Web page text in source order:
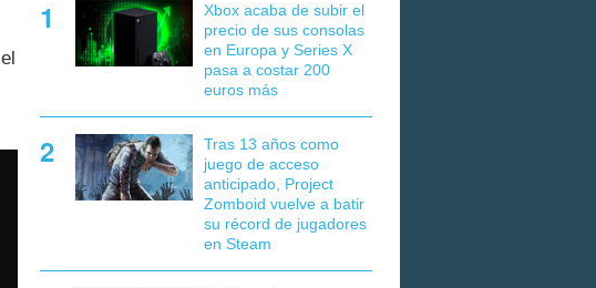
Xbox acaba de subir el
precio de sus consolas
en Europa y Series X
pasa a costar 200
euros más
Tras 13 años como
juego de acceso
anticipado, Project
Zomboid vuelve a batir
su récord de jugadores
en Steam